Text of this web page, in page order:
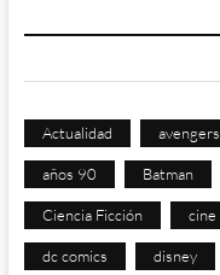
Actualidad avengers
años 90 Batman
Ciencia Ficción cine
dc comics disney